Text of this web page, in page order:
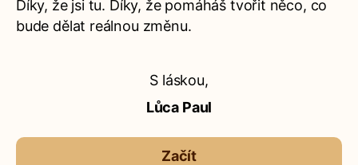
Díky, že jsi tu. Díky, že pomáháš tvořit něco, co
bude dělat reálnou změnu.
S láskou,
Lůca Paul
Začít